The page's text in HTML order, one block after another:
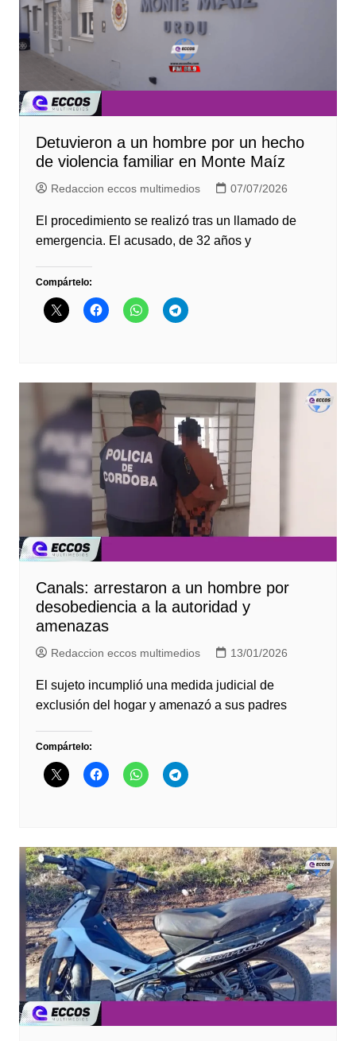
Detuvieron a un hombre por un hecho
de violencia familiar en Monte Maíz
Redaccion eccos multimedios 07/07/2026
El procedimiento se realizó tras un llamado de
emergencia. El acusado, de 32 años y
Compártelo:
Canals: arrestaron a un hombre por
desobediencia a la autoridad y
amenazas
Redaccion eccos multimedios 13/01/2026
El sujeto incumplió una medida judicial de
exclusión del hogar y amenazó a sus padres
Compártelo: